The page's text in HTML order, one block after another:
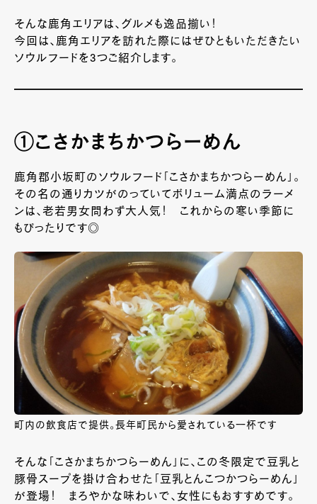
そんな鹿角エリアは、グルメも逸品揃い！
今回は、鹿角エリアを訪れた際にはぜひともいただきたい
ソウルフードを3つご紹介します。
①こさかまちかつらーめん
鹿角郡小坂町のソウルフード「こさかまちかつらーめん」。
その名の通りカツがのっていてボリューム満点のラーメ
ンは、老若男女問わず大人気！ これからの寒い季節に
もぴったりです◎
町内の飲食店で提供。長年町民から愛されている一杯です
そんな「こさかまちかつらーめん」に、この冬限定で豆乳と
豚骨スープを掛け合わせた「豆乳とんこつかつらーめん」
が登場！ まろやかな味わいで、女性にもおすすめです。